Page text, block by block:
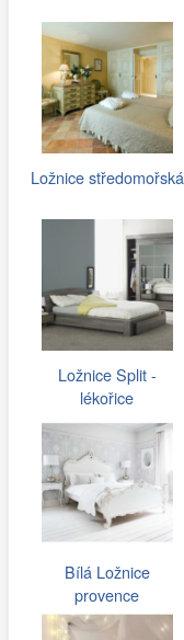
Ložnice středomořská
Ložnice Split -
lékořice
Bílá Ložnice
provence